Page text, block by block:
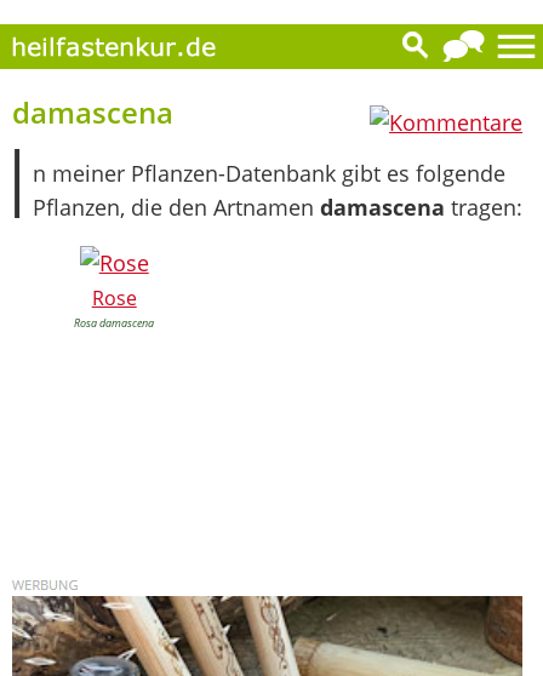
damascena
I n meiner Pflanzen-Datenbank gibt es folgende
Pflanzen, die den Artnamen damascena tragen:
Rose
Rosa damascena